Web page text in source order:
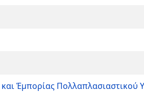
Έμπορίας Πολλαπλασιαστικού